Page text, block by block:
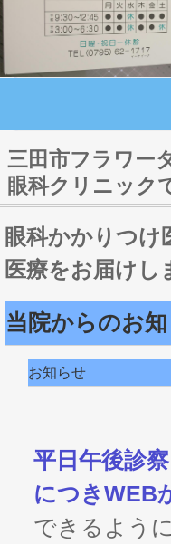
三田市フラワー
眼科クリニック
眼科かかりつ
医療をお届けし
当院からのお
お知らせ
平日午後診
につきWEB
できるよう